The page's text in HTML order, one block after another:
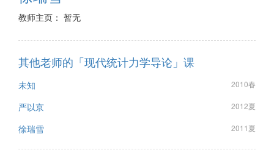
教师主页： 暂无
其他老师的「现代统计力学导论」课
未知 2010春
严以京 2012夏
徐瑞雪 2011夏